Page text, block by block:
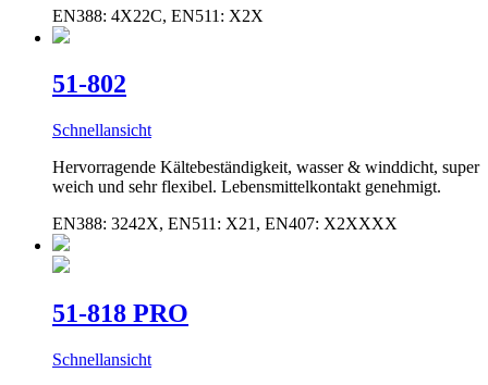
EN388: 4X22C, EN511: X2X
51-802
Schnellansicht
Hervorragende Kältebeständigkeit, wasser & winddicht, super
weich und sehr flexibel. Lebensmittelkontakt genehmigt.
EN388: 3242X, EN511: X21, EN407: X2XXXX
51-818 PRO
Schnellansicht